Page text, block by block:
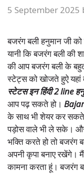
5 September 2025
बजरंग बली हनुमान जी
यानी कि बजरंग बली की
की आप बजरंग बली के
स्टेट्स को खोजते हुऐ
स्टेटस इन हिंदी 2 line
आप पढ़ सकते हो।
के साथ भी शेयर कर सकते
पड़ोस वाले भी ले सके। और
भक्ति करते हो तो
अपनी कृपा बनाए रखेंगे।
कामना करता हूं। बजरंग